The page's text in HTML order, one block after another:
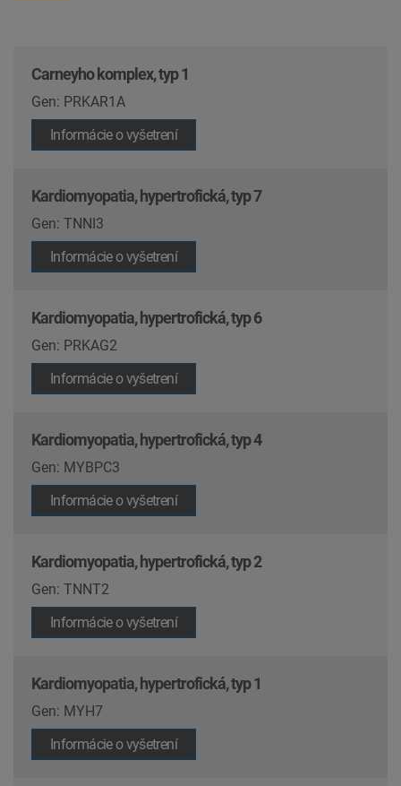
Carneyho komplex, typ 1
Gen: PRKAR1A
Informácie o vyšetrení
Kardiomyopatia, hypertrofická, typ 7
Gen: TNNI3
Informácie o vyšetrení
Kardiomyopatia, hypertrofická, typ 6
Gen: PRKAG2
Informácie o vyšetrení
Kardiomyopatia, hypertrofická, typ 4
Gen: MYBPC3
Informácie o vyšetrení
Kardiomyopatia, hypertrofická, typ 2
Gen: TNNT2
Informácie o vyšetrení
Kardiomyopatia, hypertrofická, typ 1
Gen: MYH7
Informácie o vyšetrení